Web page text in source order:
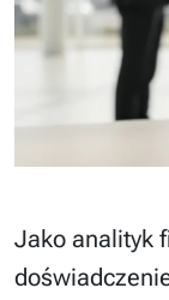
Jako analityk